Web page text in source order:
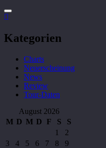
Kategorien
Charts
Neuerscheinung
News
Review
Tour-Daten
August 2026
M D M D F S
S
1
2
3
4 5 6 7 8
9